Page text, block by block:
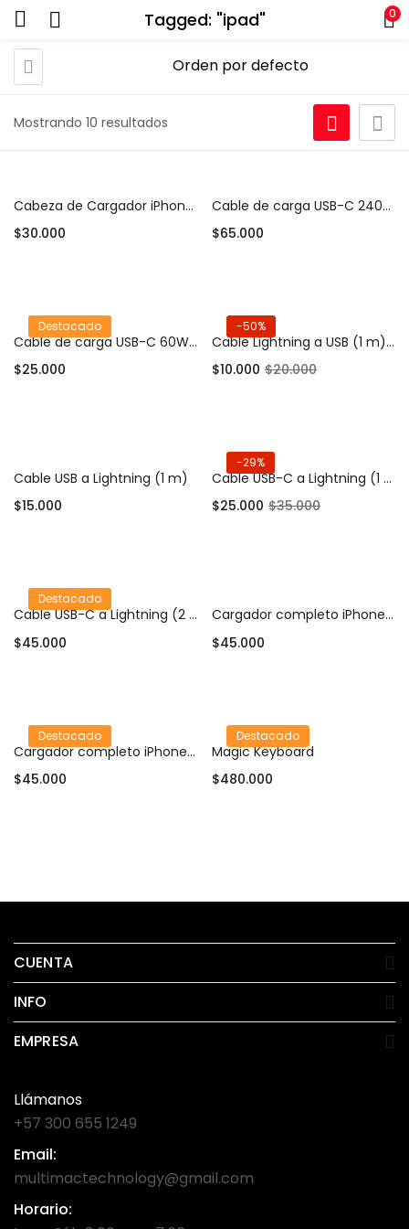
Tagged: "ipad" 0
Mostrando 10 resultados
Cabeza de Cargador iPhone 25W (Adaptador USB-C)
$30.000
Cable de carga USB-C 240W (2 m)
$65.000
Destacado
Cable de carga USB-C 60W (1 m)
$25.000
-50%
Cable Lightning a USB (1 m) Compatible iPhone / iPad
$10.000 $20.000
Cable USB a Lightning (1 m)
$15.000
-29%
Cable USB-C a Lightning (1 m) Compatible iPhone / iPad
$25.000 $35.000
Destacado
Cable USB-C a Lightning (2 m)
$45.000
Cargador completo iPhone 20W (Adaptador USB-C + Cable Lightning)
$45.000
Destacado
Cargador completo iPhone 25W (Adaptador USB-C + Cable Lightning)
$45.000
Destacado
Magic Keyboard
$480.000
CUENTA
INFO
EMPRESA
Llámanos
+57 300 655 1249
Email:
multimactechnology@gmail.com
Horario: